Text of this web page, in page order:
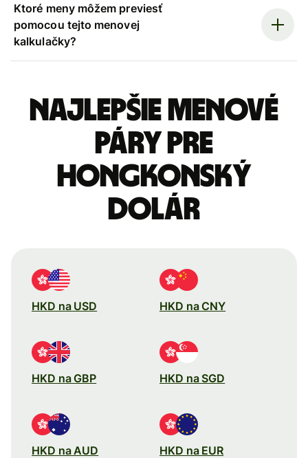
Ktoré meny môžem previesť
pomocou tejto menovej
kalkulačky?
Najlepšie menové
páry pre
Hongkonský
dolár
HKD na USD HKD na CNY
HKD na GBP HKD na SGD
HKD na AUD HKD na EUR